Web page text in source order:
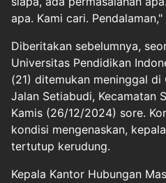
apa. Kami cari.
Diberitakan sebelumnya,
Universitas Pendidikan
(21) ditemukan meninggal di
Jalan Setiabudi, Kecamatan
Kamis (26/12/2024) sore.
kondisi mengenaskan,
tertutup kerudung.
Kepala Kantor Hubungan